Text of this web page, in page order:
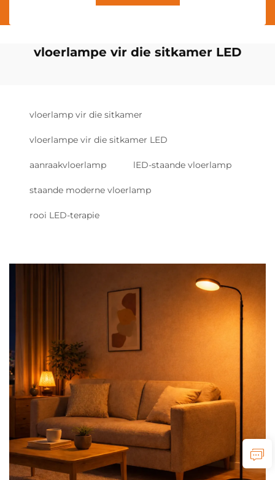
vloerlampe vir die sitkamer LED
vloerlamp vir die sitkamer
vloerlampe vir die sitkamer LED
aanraakvloerlamp lED-staande vloerlamp
staande moderne vloerlamp
rooi LED-terapie